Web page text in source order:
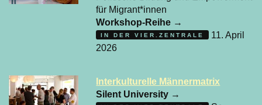
für Migrant*innen
Workshop-Reihe →
IN DER VIER.ZENTRALE
11. April
2026
Interkulturelle Männermatrix
Silent University →